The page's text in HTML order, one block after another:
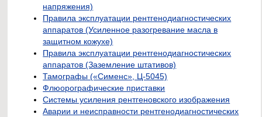
напряжения)
Правила эксплуатации рентгенодиагностических
аппаратов (Усиленное разогревание масла в
защитном кожухе)
Правила эксплуатации рентгенодиагностических
аппаратов (Заземление штативов)
Тамографы («Сименс», Ц-5045)
Флюорографические приставки
Системы усиления рентгеновского изображения
Аварии и неисправности рентгенодиагностических